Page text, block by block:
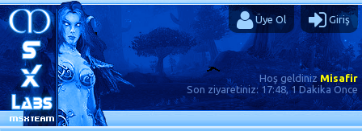
Üye Ol Giriş
Hoş geldinizMisafir
Son ziyaretiniz: 17:48, 1 Dakika Önce